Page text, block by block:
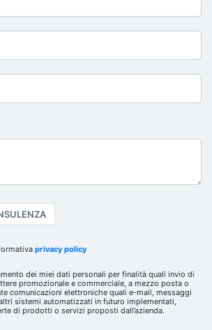
privacy policy
dei miei dati personali per finalità quali invio di
promozionale e commerciale, a mezzo posta o
comunicazioni elettroniche quali e-mail, messaggi
sistemi automatizzati in futuro implementati,
di prodotti o servizi proposti dall’azienda.